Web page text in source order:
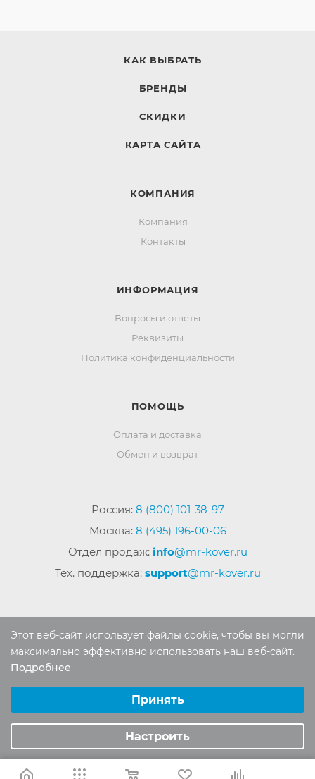
КАК ВЫБРАТЬ
БРЕНДЫ
СКИДКИ
КАРТА САЙТА
КОМПАНИЯ
Компания
Контакты
ИНФОРМАЦИЯ
Вопросы и ответы
Реквизиты
Политика конфиденциальности
ПОМОЩЬ
Оплата и доставка
Обмен и возврат
Россия: 8 (800) 101-38-97
Москва: 8 (495) 196-00-06
Отдел продаж: info@mr-kover.ru
Тех. поддержка: support@mr-kover.ru
2022-2026 © Интернет магазинMR-KOVER.RU
Авторские права защищены. Воспроизведение
материалов сайта без письменного разрешения
Этот веб-сайт использует файлы cookie, чтобы вы могли
максимально эффективно использовать наш веб-сайт.
Подробнее
Аналитические/Функциональные
Принять
Настроить